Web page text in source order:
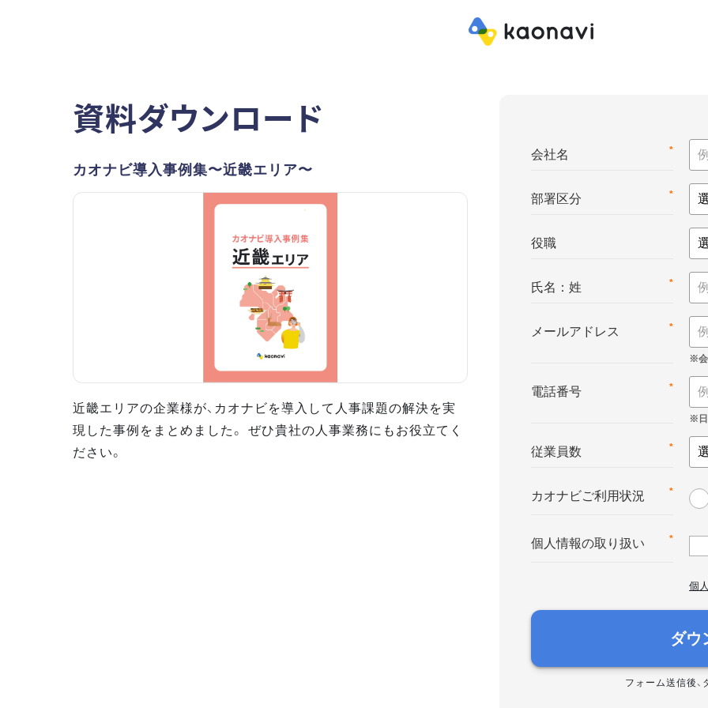
資料ダウンロード
カオナビ導入事例集〜近畿エリア〜
近畿エリアの企業様が、カオナビを導入して人事課題の解決を実
現した事例をまとめました。 ぜひ貴社の人事業務にもお役立てく
ださい。
*
会社名
*
部署区分
役職
*
氏名：姓
*
メールアドレス
*
電話番号
*
従業員数
*
カオナビご利用状況
*
個人情報の取り扱い
個
ダウ
フォーム送信後